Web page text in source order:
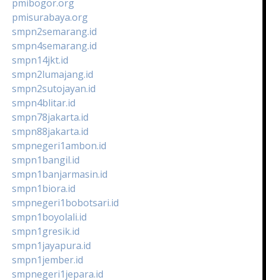
pmibogor.org
pmisurabaya.org
smpn2semarang.id
smpn4semarang.id
smpn14jkt.id
smpn2lumajang.id
smpn2sutojayan.id
smpn4blitar.id
smpn78jakarta.id
smpn88jakarta.id
smpnegeri1ambon.id
smpn1bangil.id
smpn1banjarmasin.id
smpn1biora.id
smpnegeri1bobotsari.id
smpn1boyolali.id
smpn1gresik.id
smpn1jayapura.id
smpn1jember.id
smpnegeri1jepara.id